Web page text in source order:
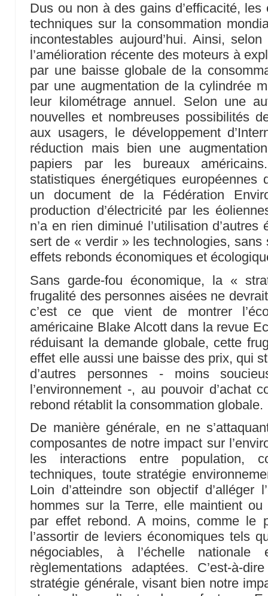
Dus ou non à des gains d’efficacité,
techniques sur la consommation
incontestables aujourd’hui. Ainsi,
l’amélioration récente des moteurs à
par une baisse globale de la
par une augmentation de la cylindrée
leur kilométrage annuel. Selon une
nouvelles et nombreuses possibilités
aux usagers, le développement
réduction mais bien une
papiers par les bureaux
statistiques énergétiques européennes
un document de la Fédération
production d’électricité par les
n’a en rien diminué l’utilisation
sert de « verdir » les technologies,
effets rebonds économiques et
Sans garde-fou économique, la «
frugalité des personnes aisées ne
c’est ce que vient de montrer
américaine Blake Alcott dans la revue
réduisant la demande globale, cette
effet elle aussi une baisse des prix, qui
d’autres personnes - moins
l’environnement -, au pouvoir d’achat
rebond rétablit la consommation globale.
De manière générale, en ne
composantes de notre impact sur
les interactions entre population,
techniques, toute stratégie
Loin d’atteindre son objectif d’alléger
hommes sur la Terre, elle maintient ou
par effet rebond. A moins, comme le
l’assortir de leviers économiques tels
négociables, à l’échelle
règlementations adaptées. C’est-à-
stratégie générale, visant bien notre